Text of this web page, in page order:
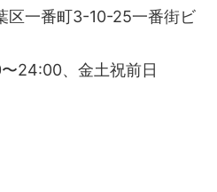
区一番町3-10-25一番街ビ
24:00、金土祝前日